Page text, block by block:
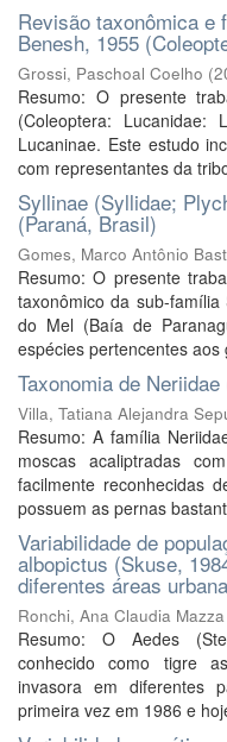
Revisão taxonômica e
Benesh, 1955
Grossi, Paschoal Coelho (
Resumo: O presente
(Coleoptera: Lucanidae:
Lucaninae. Este estudo
com representantes da
Syllinae (Syllidae;
(Paraná, Brasil)
Gomes, Marco Antônio
Resumo: O presente
taxonômico da sub-
do Mel (Baía de
espécies pertencentes aos
Taxonomia de
Villa, Tatiana Alejandra
Resumo: A família
moscas acaliptradas
facilmente reconhecidas
possuem as pernas
Variabilidade de
albopictus (Skuse,
diferentes áreas
Ronchi, Ana Claudia Mazza
Resumo: O Aedes
conhecido como tigre
invasora em diferentes
primeira vez em 1986 e